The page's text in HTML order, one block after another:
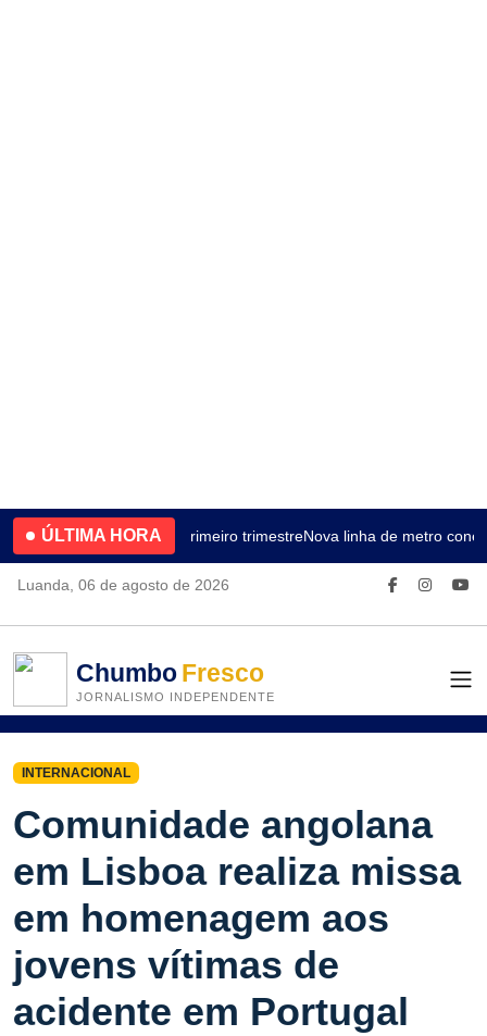
ÚLTIMA HORA4.2% no primeiro trimestreNova linha de metro
Luanda, 06 de agosto de 2026
ChumboFresco
JORNALISMO INDEPENDENTE
INTERNACIONAL
Comunidade angolana
em Lisboa realiza missa
em homenagem aos
jovens vítimas de
acidente em Portugal